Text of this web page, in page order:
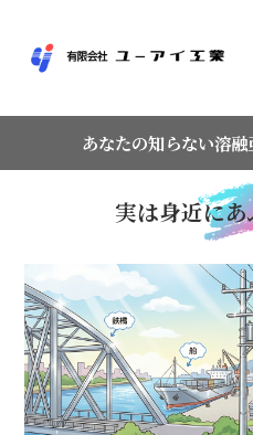
あなたの知らない溶
実は身近にあ